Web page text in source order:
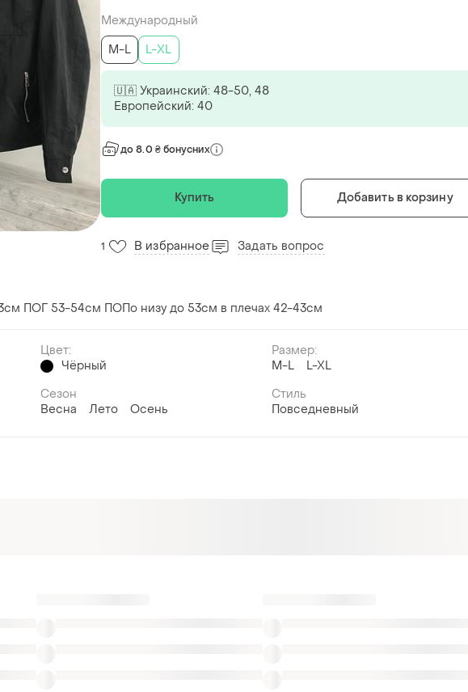
Международный
M-L
L-XL
🇺🇦 Украинский: 48-50, 48
Европейский: 40
до 8.0 ₴ бонусних
Купить Добавить в корзину
1 В избранное Задать вопрос
ПОГ 53-54см ПОПо низу до 53см в плечах 42-43см
Цвет:
Чёрный
Размер:
M-L
L-XL
Сезон
Весна
Лето Осень
Стиль
Повседневный